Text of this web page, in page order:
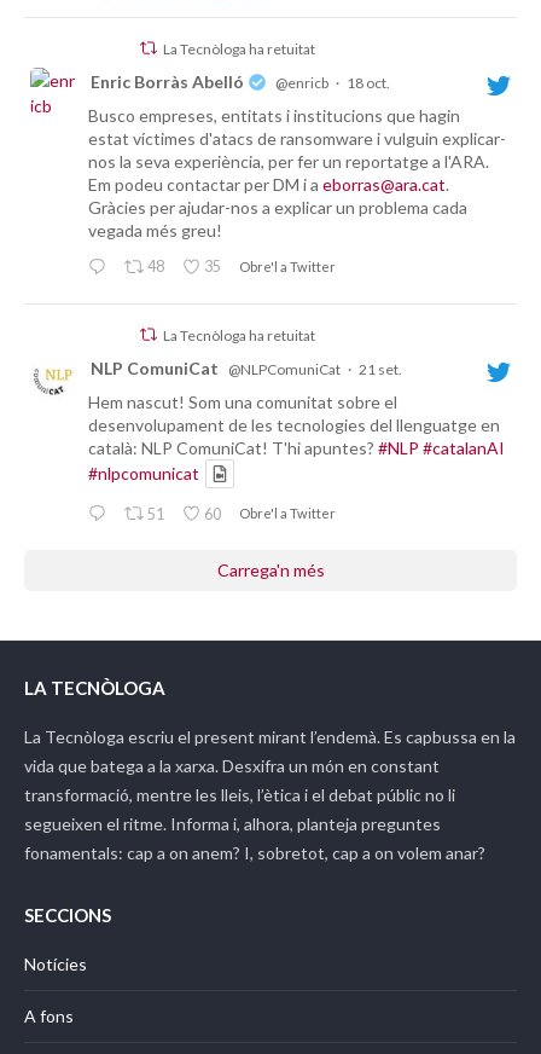
La Tecnòloga ha retuitat
Enric Borràs Abelló @enricb · 18 oct.
Busco empreses, entitats i institucions que hagin
estat víctimes d'atacs de ransomware i vulguin explicar-
nos la seva experiència, per fer un reportatge a l'ARA.
Em podeu contactar per DM i a eborras@ara.cat.
Gràcies per ajudar-nos a explicar un problema cada
vegada més greu!
48 35 Obre'l a Twitter
La Tecnòloga ha retuitat
NLP ComuniCat @NLPComuniCat · 21 set.
Hem nascut! Som una comunitat sobre el
desenvolupament de les tecnologies del llenguatge en
català: NLP ComuniCat! T'hi apuntes? #NLP #catalanAI
#nlpcomunicat
51 60 Obre'l a Twitter
Carrega'n més
LA TECNÒLOGA
La Tecnòloga escriu el present mirant l’endemà. Es capbussa en la
vida que batega a la xarxa. Desxifra un món en constant
transformació, mentre les lleis, l’ètica i el debat públic no li
segueixen el ritme. Informa i, alhora, planteja preguntes
fonamentals: cap a on anem? I, sobretot, cap a on volem anar?
SECCIONS
Notícies
A fons